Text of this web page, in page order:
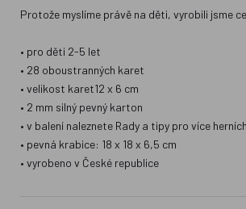
Protože myslíme právě na děti, vyrobili jsme
• pro děti 2-5 let
• 28 oboustranných karet
• velikost karet12 x 6 cm
• 2 mm silný pevný karton
• v balení naleznete Rady a tipy pro více
• pevná krabice: 18 x 18 x 6,5 cm
• vyrobeno v České republice